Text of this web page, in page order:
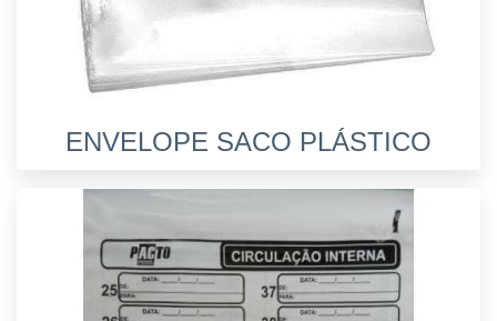
ENVELOPE SACO PLÁSTICO